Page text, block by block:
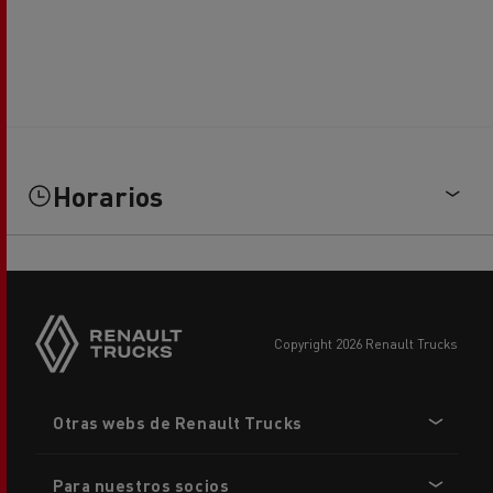
Horarios
copyright 2026 Renault Trucks
menu
Otras webs de Renault Trucks
Para nuestros socios